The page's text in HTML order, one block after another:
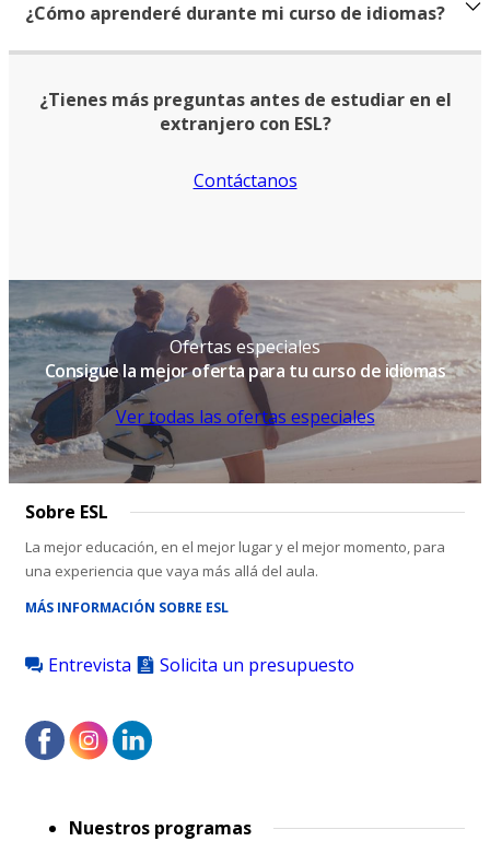
¿Cómo aprenderé durante mi curso de idiomas?
¿Tienes más preguntas antes de estudiar en el
extranjero con ESL?
Contáctanos
Ofertas especiales
Consigue la mejor oferta para tu curso de idiomas
Ver todas las ofertas especiales
Sobre ESL
La mejor educación, en el mejor lugar y el mejor momento, para
una experiencia que vaya más allá del aula.
MÁS INFORMACIÓN SOBRE ESL
Entrevista Solicita un presupuesto
menuNuestros programas